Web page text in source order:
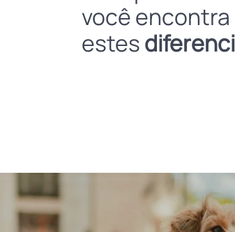
você encontra
estes